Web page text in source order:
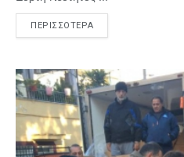
ΠΕΡΙΣΣΟΤΕΡΑ